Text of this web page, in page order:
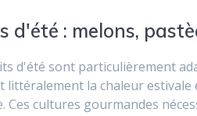
d'été : melons,
d'été sont particulièrement
littéralement la chaleur
Ces cultures gourmandes